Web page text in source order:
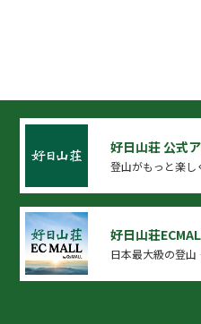
好日山荘 公式
登山がもっと楽し
好日山荘
日本最大級の登山